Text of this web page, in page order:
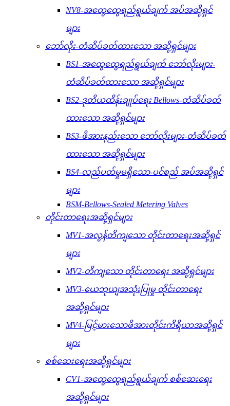
NV8-အထွေထွေရည်ရွယ်ချက် အပ်အဆို့ရှင်
များ
ဘော်လိုး-တံဆိပ်ခတ်ထားသော အဆို့ရှင်များ
BS1-အထွေထွေရည်ရွယ်ချက် ဘော်လိုးများ-
တံဆိပ်ခတ်ထားသော အဆို့ရှင်များ
BS2-ဒုတိယထိန်းချုပ်ရေး Bellows-တံဆိပ်ခတ်
ထားသော အဆို့ရှင်များ
BS3-ဖိအားနည်းသော ဘော်လိုးများ-တံဆိပ်ခတ်
ထားသော အဆို့ရှင်များ
BS4-လည်ပတ်မှုမရှိသော-ပင်စည် အပ်အဆို့ရှင်
များ
BSM-Bellows-Sealed Metering Valves
တိုင်းတာရေးအဆို့ရှင်များ
MV1-အလွန်တိကျသော တိုင်းတာရေးအဆို့ရှင်
များ
MV2-တိကျသော တိုင်းတာရေး အဆို့ရှင်များ
MV3-ယေဘုယျအသုံးပြုမှု တိုင်းတာရေး
အဆို့ရှင်များ
MV4-မြင့်မားသောဖိအားတိုင်းကိရိယာအဆို့ရှင်
များ
စစ်ဆေးရေးအဆို့ရှင်များ
CV1-အထွေထွေရည်ရွယ်ချက် စစ်ဆေးရေး
အဆို့ရှင်များ